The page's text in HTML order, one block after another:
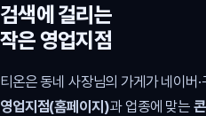
검색에 걸리는
작은 영업지점
티온은 동네 사장님의 가게가 네이버
영업지점(홈페이지)과 업종에 맞는